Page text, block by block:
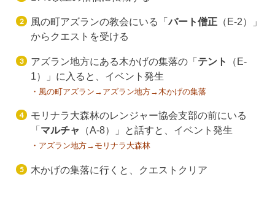
風の町アズランの教会にいる「バート僧正（E-2）」
からクエストを受ける
アズラン地方にある木かげの集落の「テント
（E-
1）」に入ると、イベント発生
・風の町アズラン→アズラン地方→木かげの集落
モリナラ大森林のレンジャー協会支部の前にいる
「マルチャ （A-8）」と話すと、イベント発生
・アズラン地方→モリナラ大森林
木かげの集落に行くと、クエストクリア